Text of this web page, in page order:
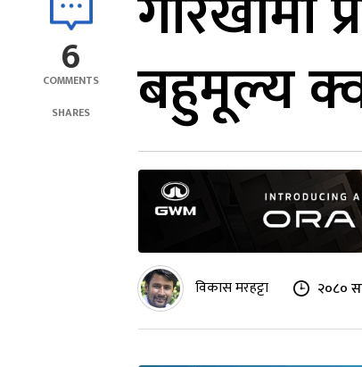
6
COMMENTS
SHARES
बहुमूल्य
विकास मरहट्टा २०८०